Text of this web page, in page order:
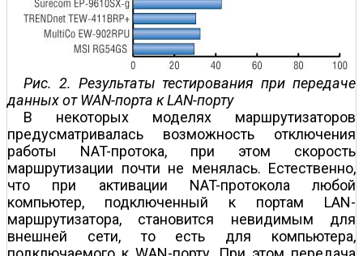
Рис. 2. Результаты тестирования при передаче
данных от WAN-порта к LAN-порту
В некоторых моделях маршрутизаторов
предусматривалась возможность отключения
работы NAT-протока, при этом скорость
маршрутизации почти не менялась. Естественно,
что при активации NAT-протокола любой
компьютер, подключенный к портам LAN-
маршрутизатора, становится невидимым для
внешней сети, то есть для компьютера,